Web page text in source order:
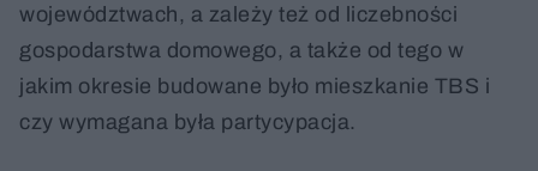
województwach, a zależy też od liczebności
gospodarstwa domowego, a także od tego w
jakim okresie budowane było mieszkanie TBS i
czy wymagana była partycypacja.